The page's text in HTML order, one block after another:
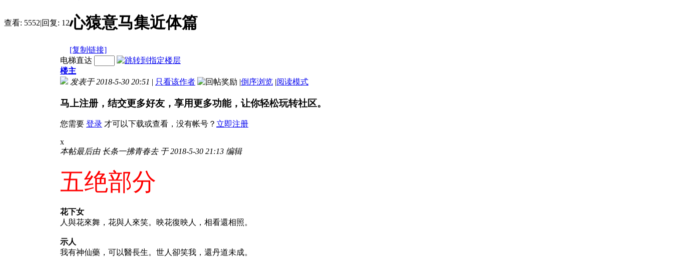
查看: 5552|回复: 12心猿意马集近体篇
[复制链接]
电梯直达
楼主
发表于 2018-5-30 20:51 | 只看该作者 |倒序浏览 |阅读模式
马上注册，结交更多好友，享用更多功能，让你轻松玩转社区。
您需要 登录 才可以下载或查看，没有帐号？ 立即注册
x
本帖最后由 长条一拂青春去 于 2018-5-30 21:13 编辑
五绝部分
花下女
人與花來舞，花與人來笑。映花復映人，相看還相照。
示人
我有神仙藥，可以醫長生。世人卻笑我，還丹道未成。